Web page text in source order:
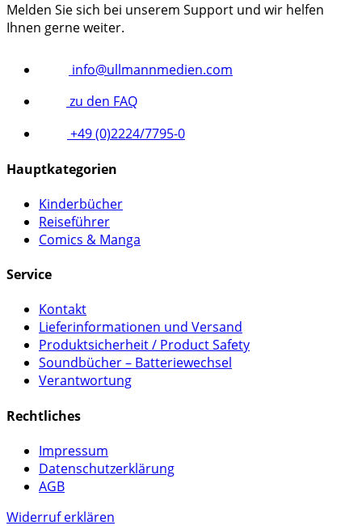
Melden Sie sich bei unserem Support und wir helfen
Ihnen gerne weiter.
info@ullmannmedien.com
zu den FAQ
+49 (0)2224/7795-0
Hauptkategorien
Kinderbücher
Reiseführer
Comics & Manga
Service
Kontakt
Lieferinformationen und Versand
Produktsicherheit / Product Safety
Soundbücher – Batteriewechsel
Verantwortung
Rechtliches
Impressum
Datenschutzerklärung
AGB
Widerruf erklären